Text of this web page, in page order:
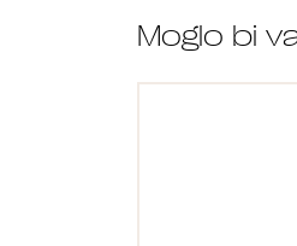
Moglo bi